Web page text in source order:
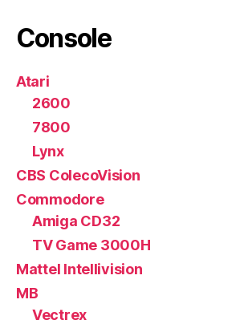
Console
Atari
2600
7800
Lynx
CBS ColecoVision
Commodore
Amiga CD32
TV Game 3000H
Mattel Intellivision
MB
Vectrex